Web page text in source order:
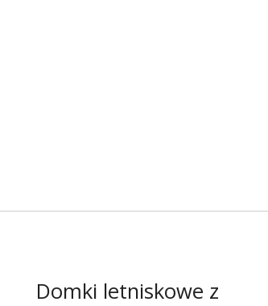
Domki letniskowe z